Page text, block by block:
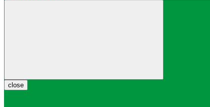
close